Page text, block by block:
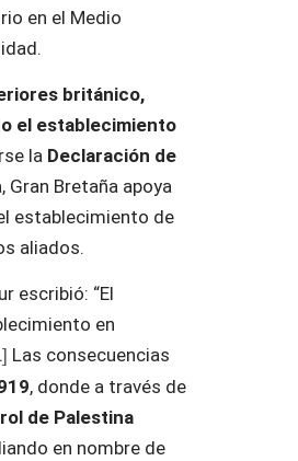
en el Medio
británico,
el establecimiento
la Declaración de
Bretaña apoya
establecimiento de
aliados.
escribió: “El
en
Las consecuencias
, donde a través de
de Palestina
en nombre de